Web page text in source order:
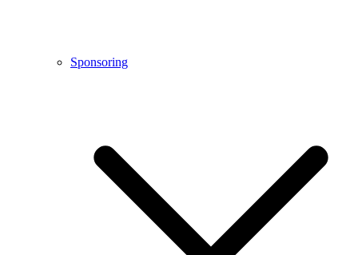
Sponsoring